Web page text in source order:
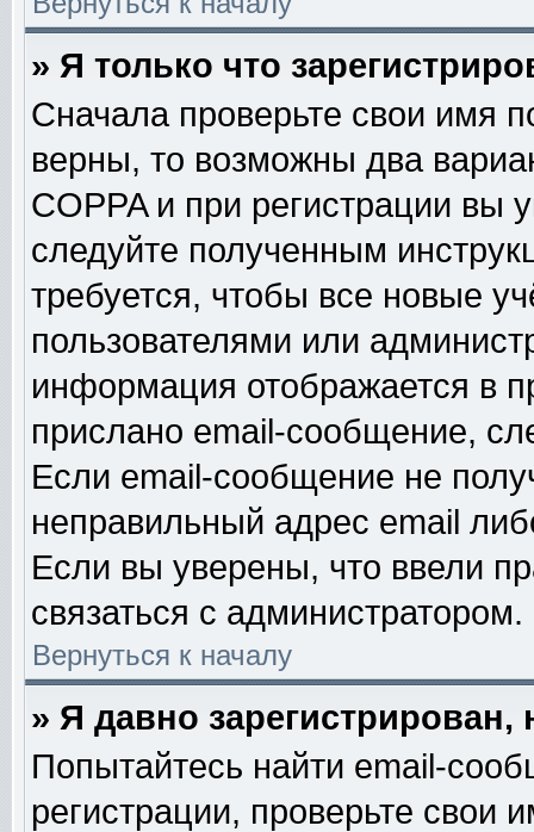
» Я только что
Сначала проверьте свои имя
верны, то возможны два
COPPA и при регистрации вы
следуйте полученным
требуется, чтобы все новые
пользователями или
информация отображается в
прислано email-сообщение,
Если email-сообщение не
неправильный адрес email
Если вы уверены, что ввели
связаться с администратором.
Вернуться к началу
» Я давно
Попытайтесь найти email-
регистрации, проверьте свои